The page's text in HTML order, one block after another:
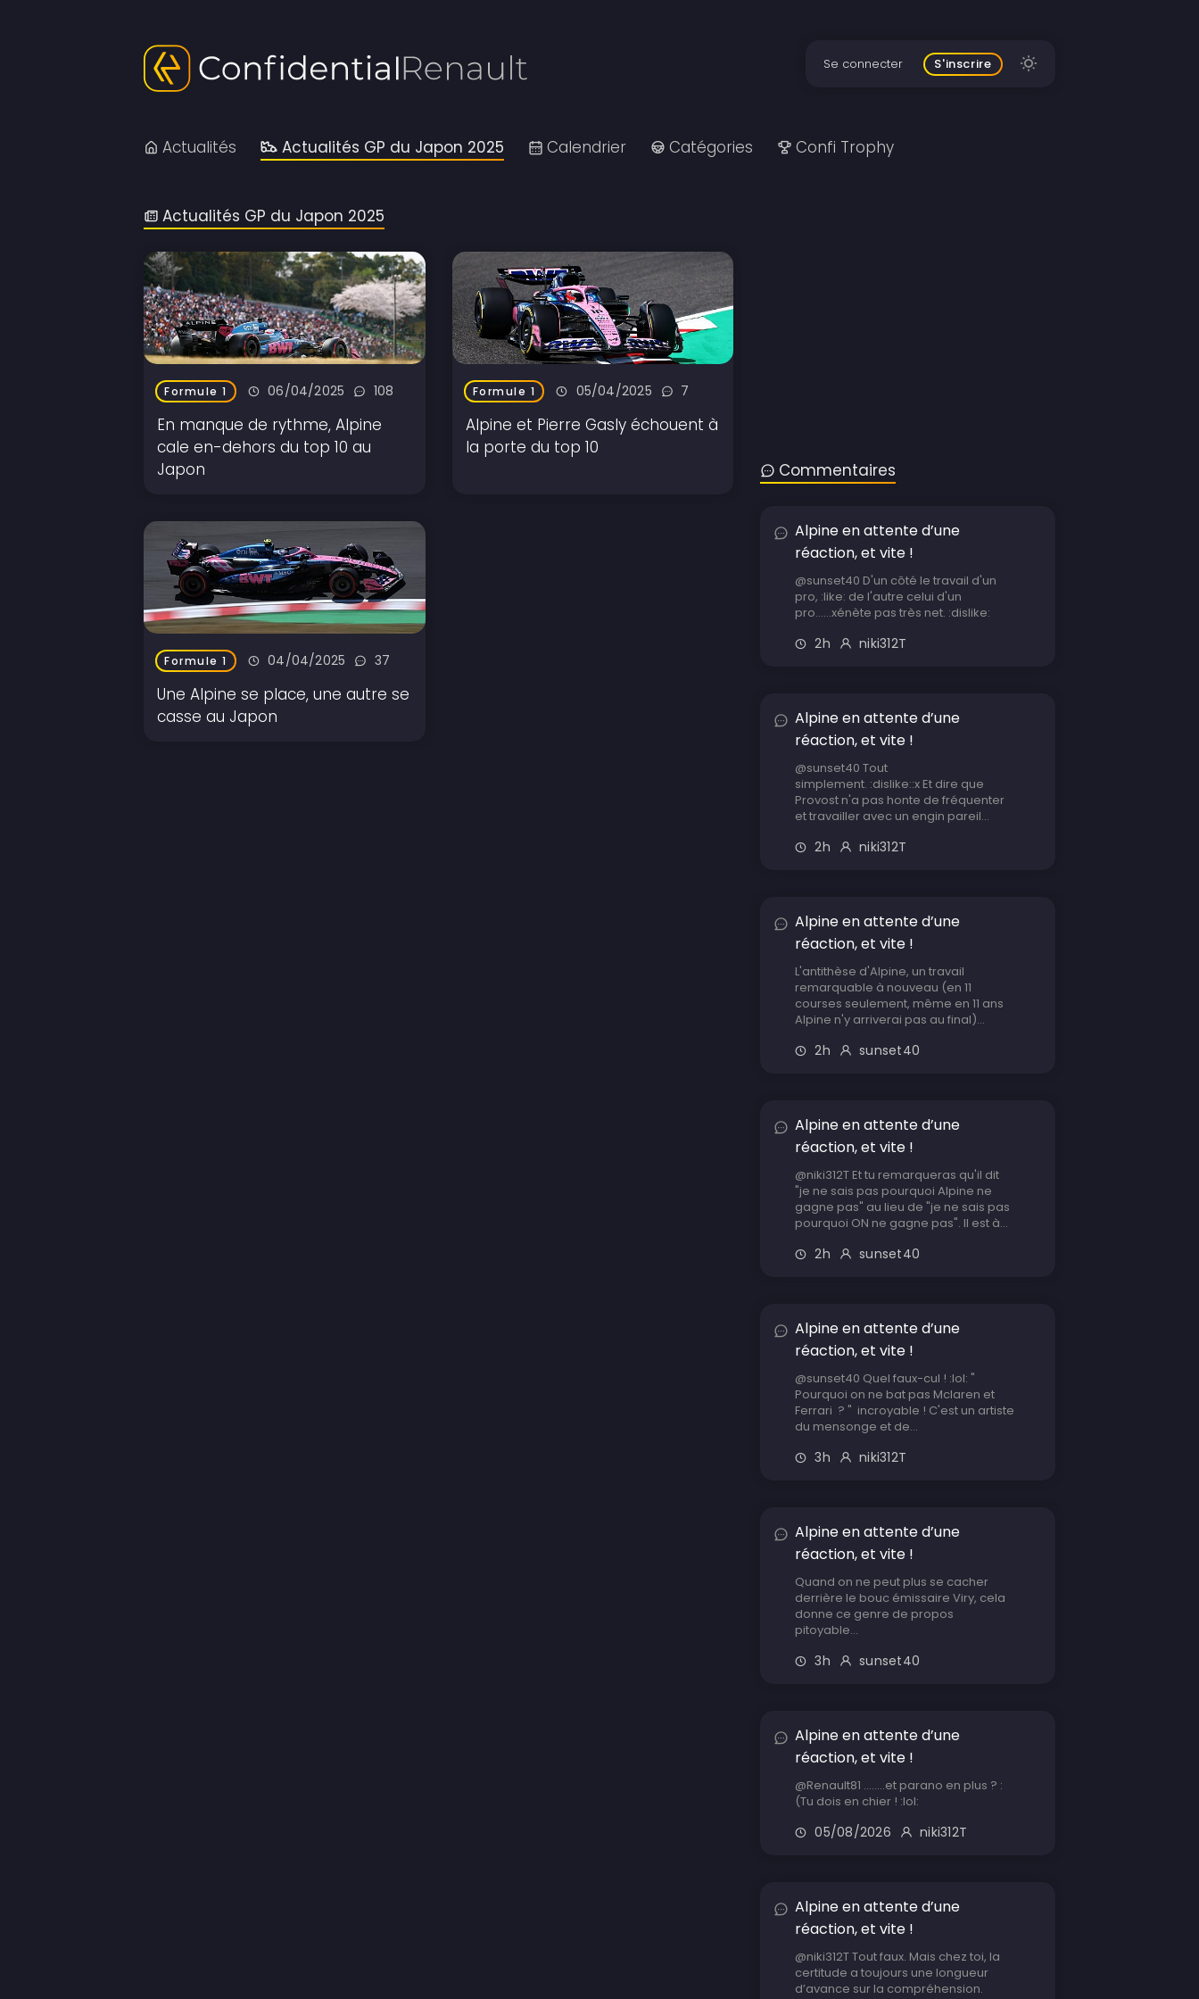
Se connecter S'inscrire
Actualités Actualités GP du Japon 2025 Calendrier Catégories Confi Trophy
Actualités GP du Japon 2025
Formule 1 06/04/2025 108
En manque de rythme, Alpine
cale en-dehors du top 10 au
Japon
Formule 1 05/04/2025 7
Alpine et Pierre Gasly échouent à
la porte du top 10
Formule 1 04/04/2025 37
Une Alpine se place, une autre se
casse au Japon
Commentaires
Alpine en attente d’une
réaction, et vite !
@sunset40 D'un côté le travail d'un
pro, :like: de l'autre celui d'un
pro......xénète pas très net. :dislike:
2h niki312T
Alpine en attente d’une
réaction, et vite !
@sunset40 Tout
simplement. :dislike::x Et dire que
Provost n'a pas honte de fréquenter
et travailler avec un engin pareil...
2h niki312T
Alpine en attente d’une
réaction, et vite !
L'antithèse d'Alpine, un travail
remarquable à nouveau (en 11
courses seulement, même en 11 ans
Alpine n'y arriverai pas au final)...
2h sunset40
Alpine en attente d’une
réaction, et vite !
@niki312T Et tu remarqueras qu'il dit
"je ne sais pas pourquoi Alpine ne
gagne pas" au lieu de "je ne sais pas
pourquoi ON ne gagne pas". Il est à...
2h sunset40
Alpine en attente d’une
réaction, et vite !
@sunset40 Quel faux-cul ! :lol: "
Pourquoi on ne bat pas Mclaren et
Ferrari ? " incroyable ! C'est un artiste
du mensonge et de...
3h niki312T
Alpine en attente d’une
réaction, et vite !
Quand on ne peut plus se cacher
derrière le bouc émissaire Viry, cela
donne ce genre de propos
pitoyable...
3h sunset40
Alpine en attente d’une
réaction, et vite !
@Renault81 ........et parano en plus ? :
(Tu dois en chier ! :lol:
05/08/2026 niki312T
Alpine en attente d’une
réaction, et vite !
@niki312T Tout faux. Mais chez toi, la
certitude a toujours une longueur
d’avance sur la compréhension.